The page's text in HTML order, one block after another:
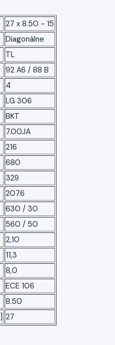
27 x 8.50 - 15
Diagonálne
TL
92 A6 / 88 B
4
LG 306
BKT
7.00JA
216
680
329
2076
630 / 30
560 / 50
2,10
11,3
8,0
ECE 106
8.50
27